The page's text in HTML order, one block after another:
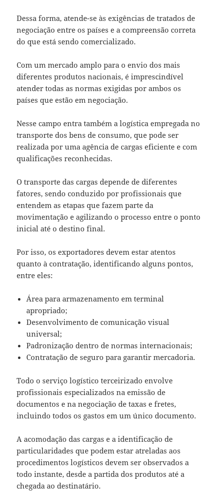
Dessa forma, atende-se às exigências de tratados de
negociação entre os países e a compreensão correta
do que está sendo comercializado.
Com um mercado amplo para o envio dos mais
diferentes produtos nacionais, é imprescindível
atender todas as normas exigidas por ambos os
países que estão em negociação.
Nesse campo entra também a logística empregada no
transporte dos bens de consumo, que pode ser
realizada por uma agência de cargas eficiente e com
qualificações reconhecidas.
O transporte das cargas depende de diferentes
fatores, sendo conduzido por profissionais que
entendem as etapas que fazem parte da
movimentação e agilizando o processo entre o ponto
inicial até o destino final.
Por isso, os exportadores devem estar atentos
quanto à contratação, identificando alguns pontos,
entre eles:
Área para armazenamento em terminal
apropriado;
Desenvolvimento de comunicação visual
universal;
Padronização dentro de normas internacionais;
Contratação de seguro para garantir mercadoria.
Todo o serviço logístico terceirizado envolve
profissionais especializados na emissão de
documentos e na negociação de taxas e fretes,
incluindo todos os gastos em um único documento.
A acomodação das cargas e a identificação de
particularidades que podem estar atreladas aos
procedimentos logísticos devem ser observados a
todo instante, desde a partida dos produtos até a
chegada ao destinatário.